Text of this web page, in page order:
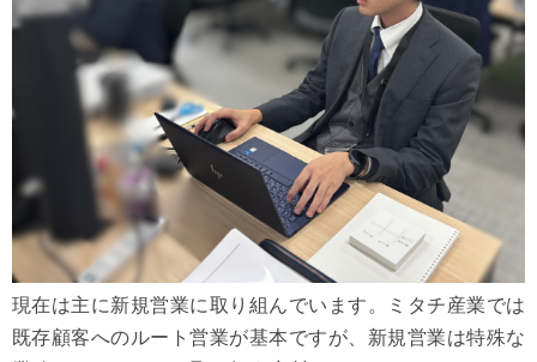
現在は主に新規営業に取り組んでいます。ミタチ産業では
既存顧客へのルート営業が基本ですが、新規営業は特殊な